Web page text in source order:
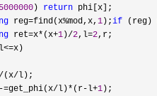
) return phi[x];
reg=find(x%mod,x, 1);if (reg)
ret=x*(x+1)/2,l=2,r;
x)
(x/l);
-=get_phi(x/l)*(r-l+1);